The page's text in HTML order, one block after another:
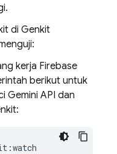
di Genkit
kerja Firebase
berikut untuk
Gemini API dan
: